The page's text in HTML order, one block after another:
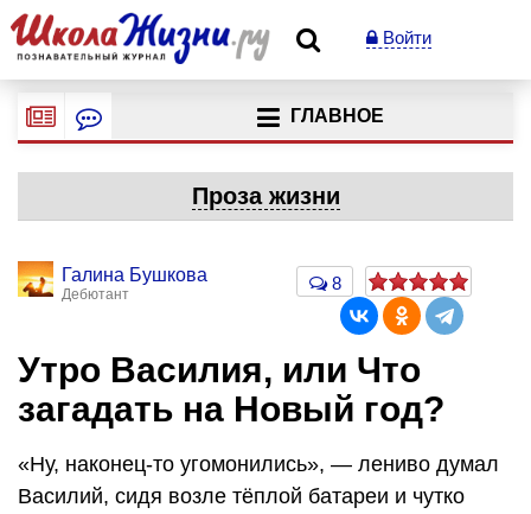
Войти
ГЛАВНОЕ
Проза жизни
Галина Бушкова
Дебютант
8
Утро Василия, или Что
загадать на Новый год?
«Ну, наконец-то угомонились», — лениво думал
Василий, сидя возле тёплой батареи и чутко